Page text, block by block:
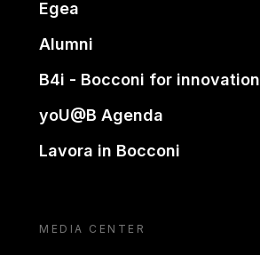
Egea
Alumni
B4i - Bocconi for innovation
yoU@B Agenda
Lavora in Bocconi
MEDIA CENTER